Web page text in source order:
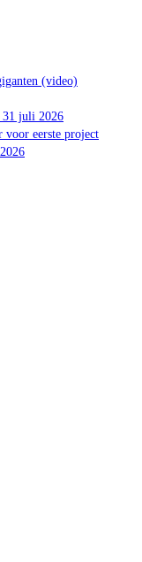
(video)
31 juli 2026
voor eerste project